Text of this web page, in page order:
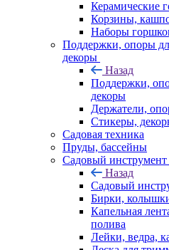
Керамические
Корзины,
Наборы
Поддержки, опоры
декоры
Назад
Поддержки,
декоры
Держатели,
Стикеры,
Садовая техника
Пруды, бассейны
Садовый инструмент
Назад
Садовый
Бирки,
Капельная
полива
Лейки, ведра,